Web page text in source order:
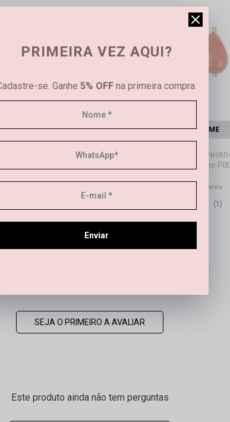
ME
EM OURO 18K
ESGOTOUAVISE-ME
no PIX
sem juros
(1)
SEJA O PRIMEIRO A AVALIAR
Este produto ainda não tem perguntas
PRIMEIRA VEZ AQUI?
se. Ganhe 5% OFF na primeira compra.
Enviar